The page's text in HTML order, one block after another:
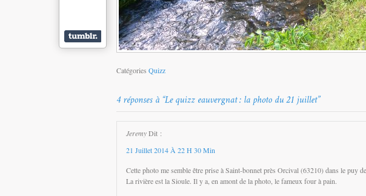
Catégories Quizz
JeremyDit :
21 Juillet 2014 À 22 H 30 Min
Cette photo me semble être prise à Saint-bonnet près Orcival (63210) dans le puy
La rivière est la Sioule. Il y a, en amont de la photo, le fameux four à pain.